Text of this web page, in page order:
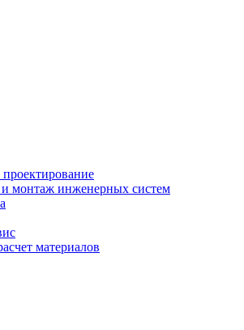
монтаж инженерных систем
материалов